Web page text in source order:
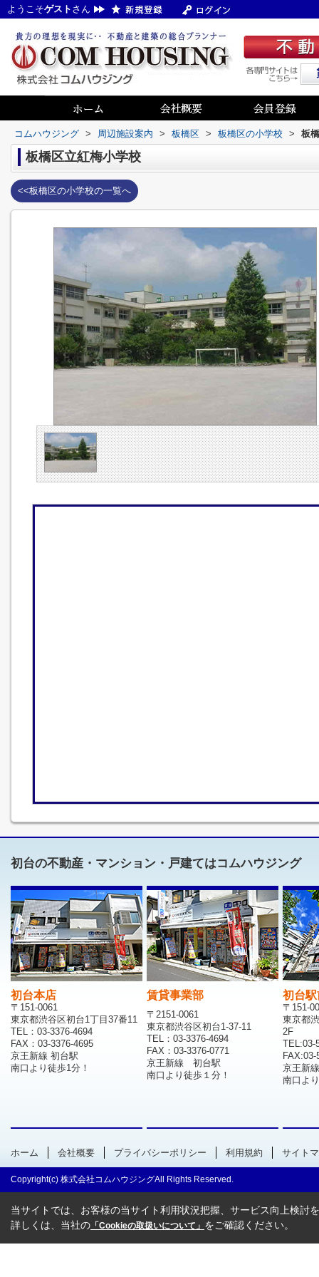
ようこそゲスト さん
コムハウジング > 周辺施設案内 > 板橋区 > 板橋区の小学校 > 板
板橋区立紅梅小学校
<<板橋区の小学校の一覧へ
初台の不動産・マンション・戸建てはコムハウジング
初台本店
〒151-0061
東京都渋谷区初台1丁目37番11
TEL：03-3376-4694
FAX：03-3376-4695
京王新線 初台駅
南口より徒歩1分！
賃貸事業部
〒2151-0061
東京都渋谷区初台1-37-11
TEL：03-3376-4694
FAX：03-3376-0771
京王新線 初台駅
南口より徒歩１分！
初台
〒151-
東京都
2F
TEL:03-
FAX:03-
京王新
南口よ
ホーム 会社概要 プライバシーポリシー 利用規約 サイト
Copyright(c) 株式会社コムハウジングAll Rights Reserved.
当サイトでは、お客様の当サイト利用状況把握、サービス向上検討
詳しくは、当社の 「Cookieの取扱いについて」 をご確認ください。